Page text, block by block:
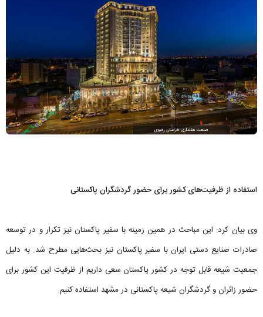
استفاده از ظرفیت‌های کشور برای حضور گردشگران پاکستانی
وی بیان کرد: این مباحث در همین زمینه با سفیر پاکستان نیز تکرار و در توسعه
صادرات صنایع‌ دستی ایران با سفیر پاکستان نیز بحث‌هایی مطرح شد. به دلیل
جمعیت شیعه قابل توجه در کشور پاکستان سعی داریم از ظرفیت این کشور برای
حضور زائران و گردشگران شیعه پاکستانی در مشهد استفاده کنیم.